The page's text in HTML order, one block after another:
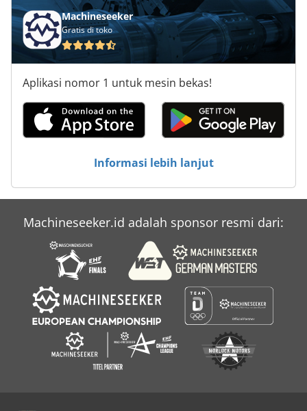
Machineseeker
Gratis di toko
Aplikasi nomor 1 untuk mesin bekas!
Informasi lebih lanjut
Machineseeker.id adalah sponsor resmi dari: